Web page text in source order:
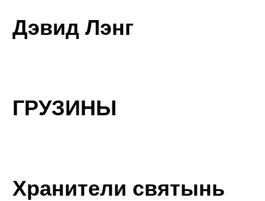
Дэвид Лэнг
ГРУЗИНЫ
Хранители святынь